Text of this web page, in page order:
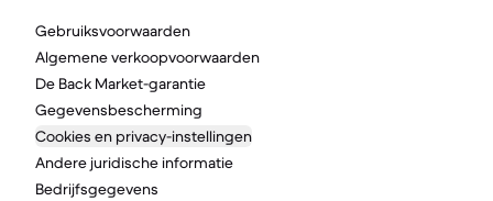
Gebruiksvoorwaarden
Algemene verkoopvoorwaarden
De Back Market-garantie
Gegevensbescherming
Cookies en privacy-instellingen
Andere juridische informatie
Bedrijfsgegevens